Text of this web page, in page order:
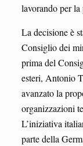
lavorando per
La decisione è
Consiglio dei
prima del
esteri, Antonio
avanzato la
organizzazioni
L’iniziativa
parte della